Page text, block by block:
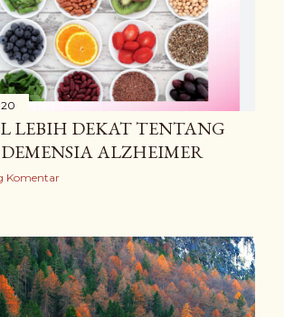
LEBIH DEKAT TENTANG
ALZHEIMER
Komentar